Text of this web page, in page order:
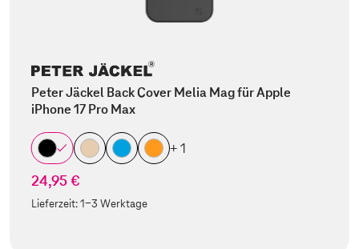
Peter Jäckel Back Cover Melia Mag für Apple
iPhone 17 Pro Max
+ 1
24,95 €
Lieferzeit:1-3 Werktage